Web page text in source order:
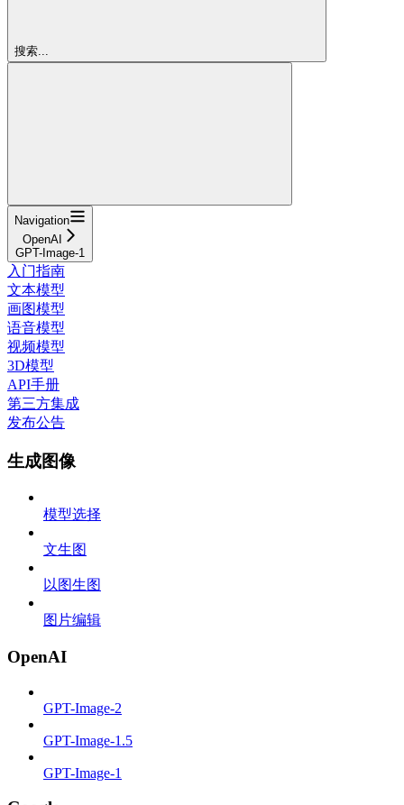
搜索...
Navigation
OpenAI
GPT-Image-1
入门指南
文本模型
画图模型
语音模型
视频模型
3D模型
API手册
第三方集成
发布公告
生成图像
模型选择
文生图
以图生图
图片编辑
OpenAI
GPT-Image-2
GPT-Image-1.5
GPT-Image-1